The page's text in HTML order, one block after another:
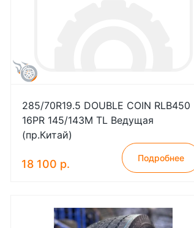
285/70R19.5 DOUBLE COIN RLB450
16PR 145/143M TL Ведущая
(пр.Китай)
18 100 р. Подробнее